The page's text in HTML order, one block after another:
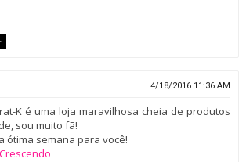
4/18/2016 11:36 AM
K é uma loja maravilhosa cheia de produtos
sou muito fã!
ótima semana para você!